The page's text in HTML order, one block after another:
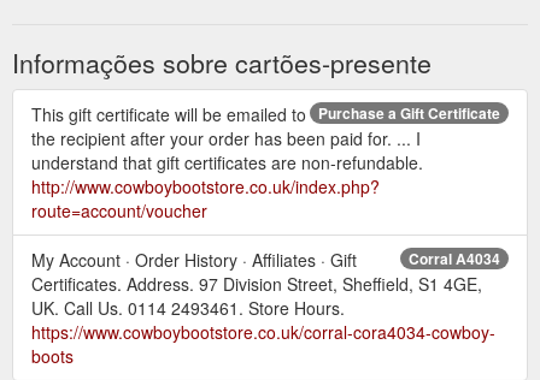
Informações sobre cartões-presente
Purchase a Gift Certificate
This gift certificate will be emailed to
the recipient after your order has been paid for. ... I
understand that gift certificates are non-refundable.
http://www.cowboybootstore.co.uk/index.php?
route=account/voucher
Corral A4034
My Account · Order History · Affiliates · Gift
Certificates. Address. 97 Division Street, Sheffield, S1 4GE,
UK. Call Us. 0114 2493461. Store Hours.
https://www.cowboybootstore.co.uk/corral-cora4034-cowboy-
boots